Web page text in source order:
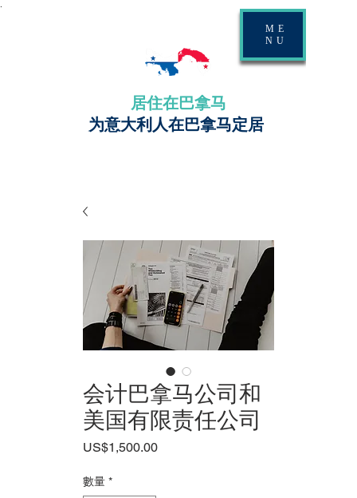
居住在巴拿马
为意大利人在巴拿马定居
ME
NU
会计巴拿马公司和
美国有限责任公司
US$1,500.00價
數量 *